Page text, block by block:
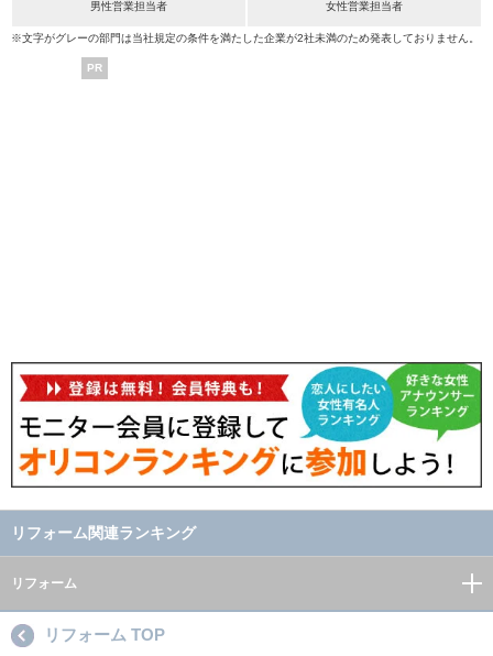
男性営業担当者 女性営業担当者
※文字がグレーの部門は当社規定の条件を満たした企業が2社未満のため発表しておりません。
PR
リフォーム関連ランキング
リフォーム
リフォーム TOP